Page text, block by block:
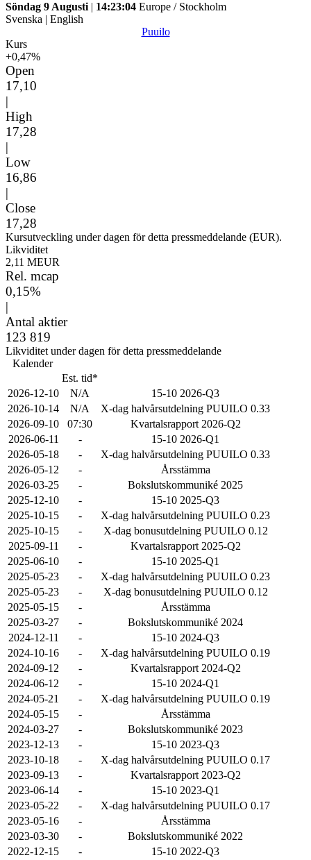
Söndag 9 Augusti | 14:23:04 Europe / Stockholm
Svenska | English
Puuilo
Kurs
+0,47%
Open
17,10
|
High
17,28
|
Low
16,86
|
Close
17,28
Kursutveckling under dagen för detta pressmeddelande (EUR).
Likviditet
2,11 MEUR
Rel. mcap
0,15%
|
Antal aktier
123 819
Likviditet under dagen för detta pressmeddelande
Kalender
Est. tid*
2026-12-10
N/A
15-10 2026-Q3
2026-10-14
N/A
X-dag halvårsutdelning PUUILO 0.33
2026-09-10
07:30
Kvartalsrapport 2026-Q2
2026-06-11
-
15-10 2026-Q1
2026-05-18
-
X-dag halvårsutdelning PUUILO 0.33
2026-05-12
-
Årsstämma
2026-03-25
-
Bokslutskommuniké 2025
2025-12-10
-
15-10 2025-Q3
2025-10-15
-
X-dag halvårsutdelning PUUILO 0.23
2025-10-15
-
X-dag bonusutdelning PUUILO 0.12
2025-09-11
-
Kvartalsrapport 2025-Q2
2025-06-10
-
15-10 2025-Q1
2025-05-23
-
X-dag halvårsutdelning PUUILO 0.23
2025-05-23
-
X-dag bonusutdelning PUUILO 0.12
2025-05-15
-
Årsstämma
2025-03-27
-
Bokslutskommuniké 2024
2024-12-11
-
15-10 2024-Q3
2024-10-16
-
X-dag halvårsutdelning PUUILO 0.19
2024-09-12
-
Kvartalsrapport 2024-Q2
2024-06-12
-
15-10 2024-Q1
2024-05-21
-
X-dag halvårsutdelning PUUILO 0.19
2024-05-15
-
Årsstämma
2024-03-27
-
Bokslutskommuniké 2023
2023-12-13
-
15-10 2023-Q3
2023-10-18
-
X-dag halvårsutdelning PUUILO 0.17
2023-09-13
-
Kvartalsrapport 2023-Q2
2023-06-14
-
15-10 2023-Q1
2023-05-22
-
X-dag halvårsutdelning PUUILO 0.17
2023-05-16
-
Årsstämma
2023-03-30
-
Bokslutskommuniké 2022
2022-12-15
-
15-10 2022-Q3